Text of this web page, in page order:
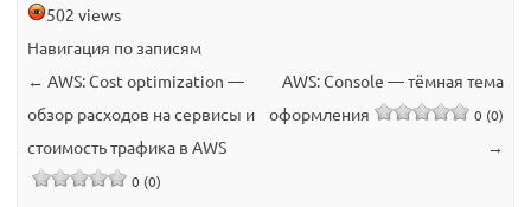
502 views
Навигация по записям
← AWS: Cost optimization —
обзор расходов на сервисы и
стоимость трафика в AWS
0 (0)
AWS: Console — тёмная тема
оформления
0 (0)
→